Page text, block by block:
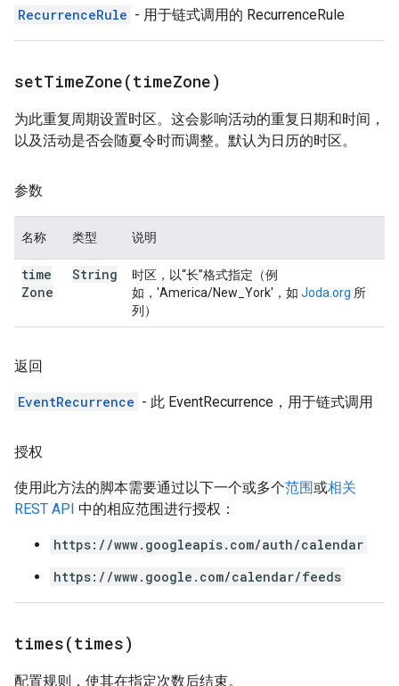
RecurrenceRule - 用于链式调用的 RecurrenceRule
setTimeZone(timeZone)
为此重复周期设置时区。这会影响活动的重复日期和时间，
以及活动是否会随夏令时而调整。默认为日历的时区。
参数
名称 类型 说明
time
Zone
String
时区，以“长”格式指定（例
如，'America/New_York'，如 Joda.org 所
列）
返回
EventRecurrence - 此 EventRecurrence，用于链式调用
授权
使用此方法的脚本需要通过以下一个或多个范围或相关
REST API 中的相应范围进行授权：
https://www.googleapis.com/auth/calendar
https://www.google.com/calendar/feeds
times(times)
配置规则，使其在指定次数后结束。